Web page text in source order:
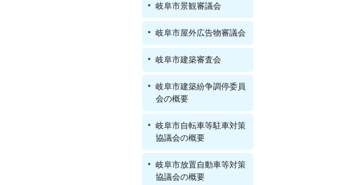
岐阜市景観審議会
岐阜市屋外広告物審議会
岐阜市建築審査会
岐阜市建築紛争調停委員
会の概要
岐阜市自転車等駐車対策
協議会の概要
岐阜市放置自動車等対策
協議会の概要